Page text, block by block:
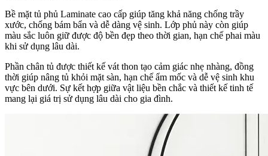
Bề mặt tủ phủ Laminate cao cấp giúp tăng khả năng chống trầy
xước, chống bám bẩn và dễ dàng vệ sinh. Lớp phủ này còn giúp
màu sắc luôn giữ được độ bền đẹp theo thời gian, hạn chế phai màu
khi sử dụng lâu dài.
Phần chân tủ được thiết kế vát thon tạo cảm giác nhẹ nhàng, đồng
thời giúp nâng tủ khỏi mặt sàn, hạn chế ẩm mốc và dễ vệ sinh khu
vực bên dưới. Sự kết hợp giữa vật liệu bền chắc và thiết kế tinh tế
mang lại giá trị sử dụng lâu dài cho gia đình.